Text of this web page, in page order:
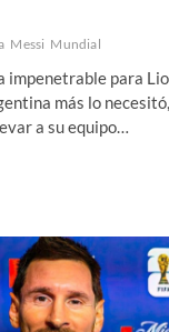
Messi Mundial
impenetrable para
más lo
a su equipo…